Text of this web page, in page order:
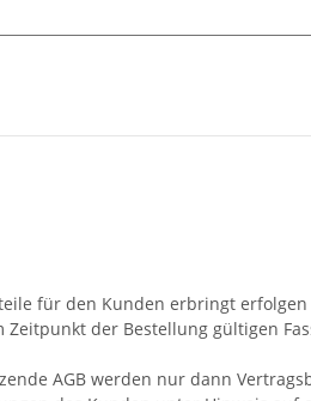
für den Kunden erbringt
der Bestellung gültigen
AGB werden nur dann